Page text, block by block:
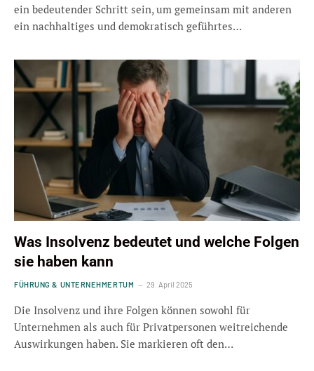
ein bedeutender Schritt sein, um gemeinsam mit anderen
ein nachhaltiges und demokratisch geführtes…
Was Insolvenz bedeutet und welche Folgen
sie haben kann
FÜHRUNG & UNTERNEHMERTUM 29. April 2025
Die Insolvenz und ihre Folgen können sowohl für
Unternehmen als auch für Privatpersonen weitreichende
Auswirkungen haben. Sie markieren oft den…